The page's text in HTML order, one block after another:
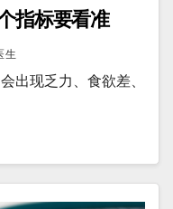
指标要看准
生
出现乏力、食欲差、